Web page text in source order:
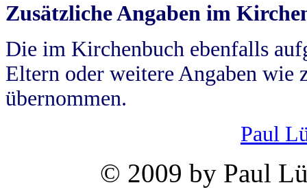
Zusätzliche Angaben im
Die im Kirchenbuch ebenfalls
Eltern oder weitere Angaben wie
übernommen.
Paul
© 2009 by Paul